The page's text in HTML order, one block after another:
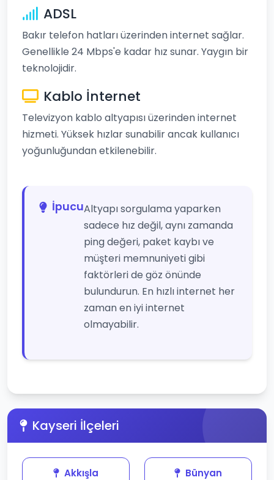
ADSL
Bakır telefon hatları üzerinden internet sağlar.
Genellikle 24 Mbps'e kadar hız sunar. Yaygın bir
teknolojidir.
Kablo İnternet
Televizyon kablo altyapısı üzerinden internet
hizmeti. Yüksek hızlar sunabilir ancak kullanıcı
yoğunluğundan etkilenebilir.
İpucuAltyapı sorgulama yaparken
sadece hız değil, aynı zamanda
ping değeri, paket kaybı ve
müşteri memnuniyeti gibi
faktörleri de göz önünde
bulundurun. En hızlı internet her
zaman en iyi internet
olmayabilir.
Kayseri İlçeleri
Akkışla Bünyan